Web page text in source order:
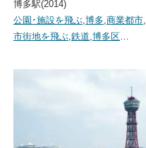
博多駅(2014)
公園･施設を飛ぶ,博多,商業都市,
市街地を飛ぶ,鉄道,博多区…